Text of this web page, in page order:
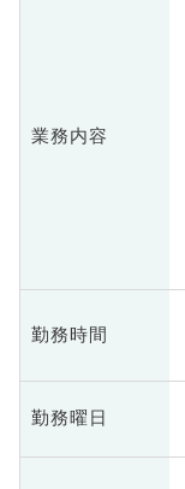
業務内容
勤務時間
勤務曜日